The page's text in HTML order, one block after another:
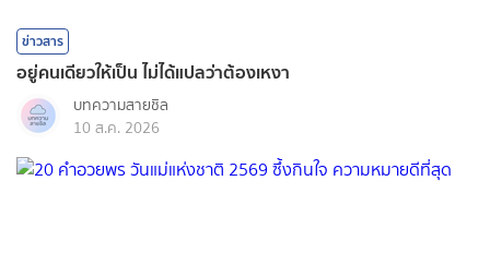
ข่าวสาร
อยู่คนเดียวให้เป็น ไม่ได้แปลว่าต้องเหงา
บทความสายชิล
10 ส.ค. 2026